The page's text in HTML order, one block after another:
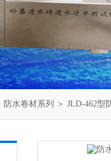
防水卷材系列 ＞ JLD-462型